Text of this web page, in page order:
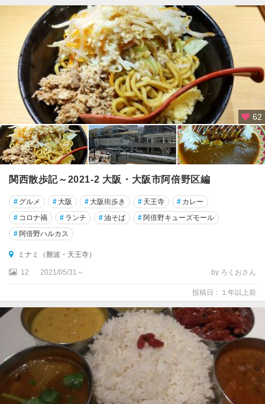
62
関西散歩記～2021-2 大阪・大阪市阿倍野区編
# グルメ # 大阪 # 大阪街歩き # 天王寺 # カレー
# コロナ禍 # ランチ #油そば # 阿倍野キューズモール
# 阿倍野ハルカス
ミナミ（難波・天王寺）
12 2021/05/31～ by ろくおさん
投稿日：１年以上前